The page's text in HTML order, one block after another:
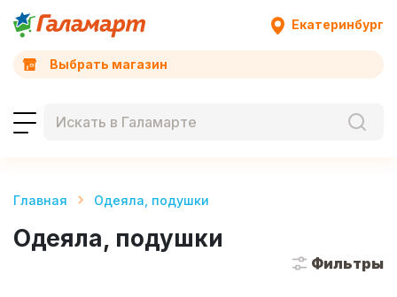
Екатеринбург
Выбрать магазин
Главная Одеяла, подушки
Одеяла, подушки
Фильтры